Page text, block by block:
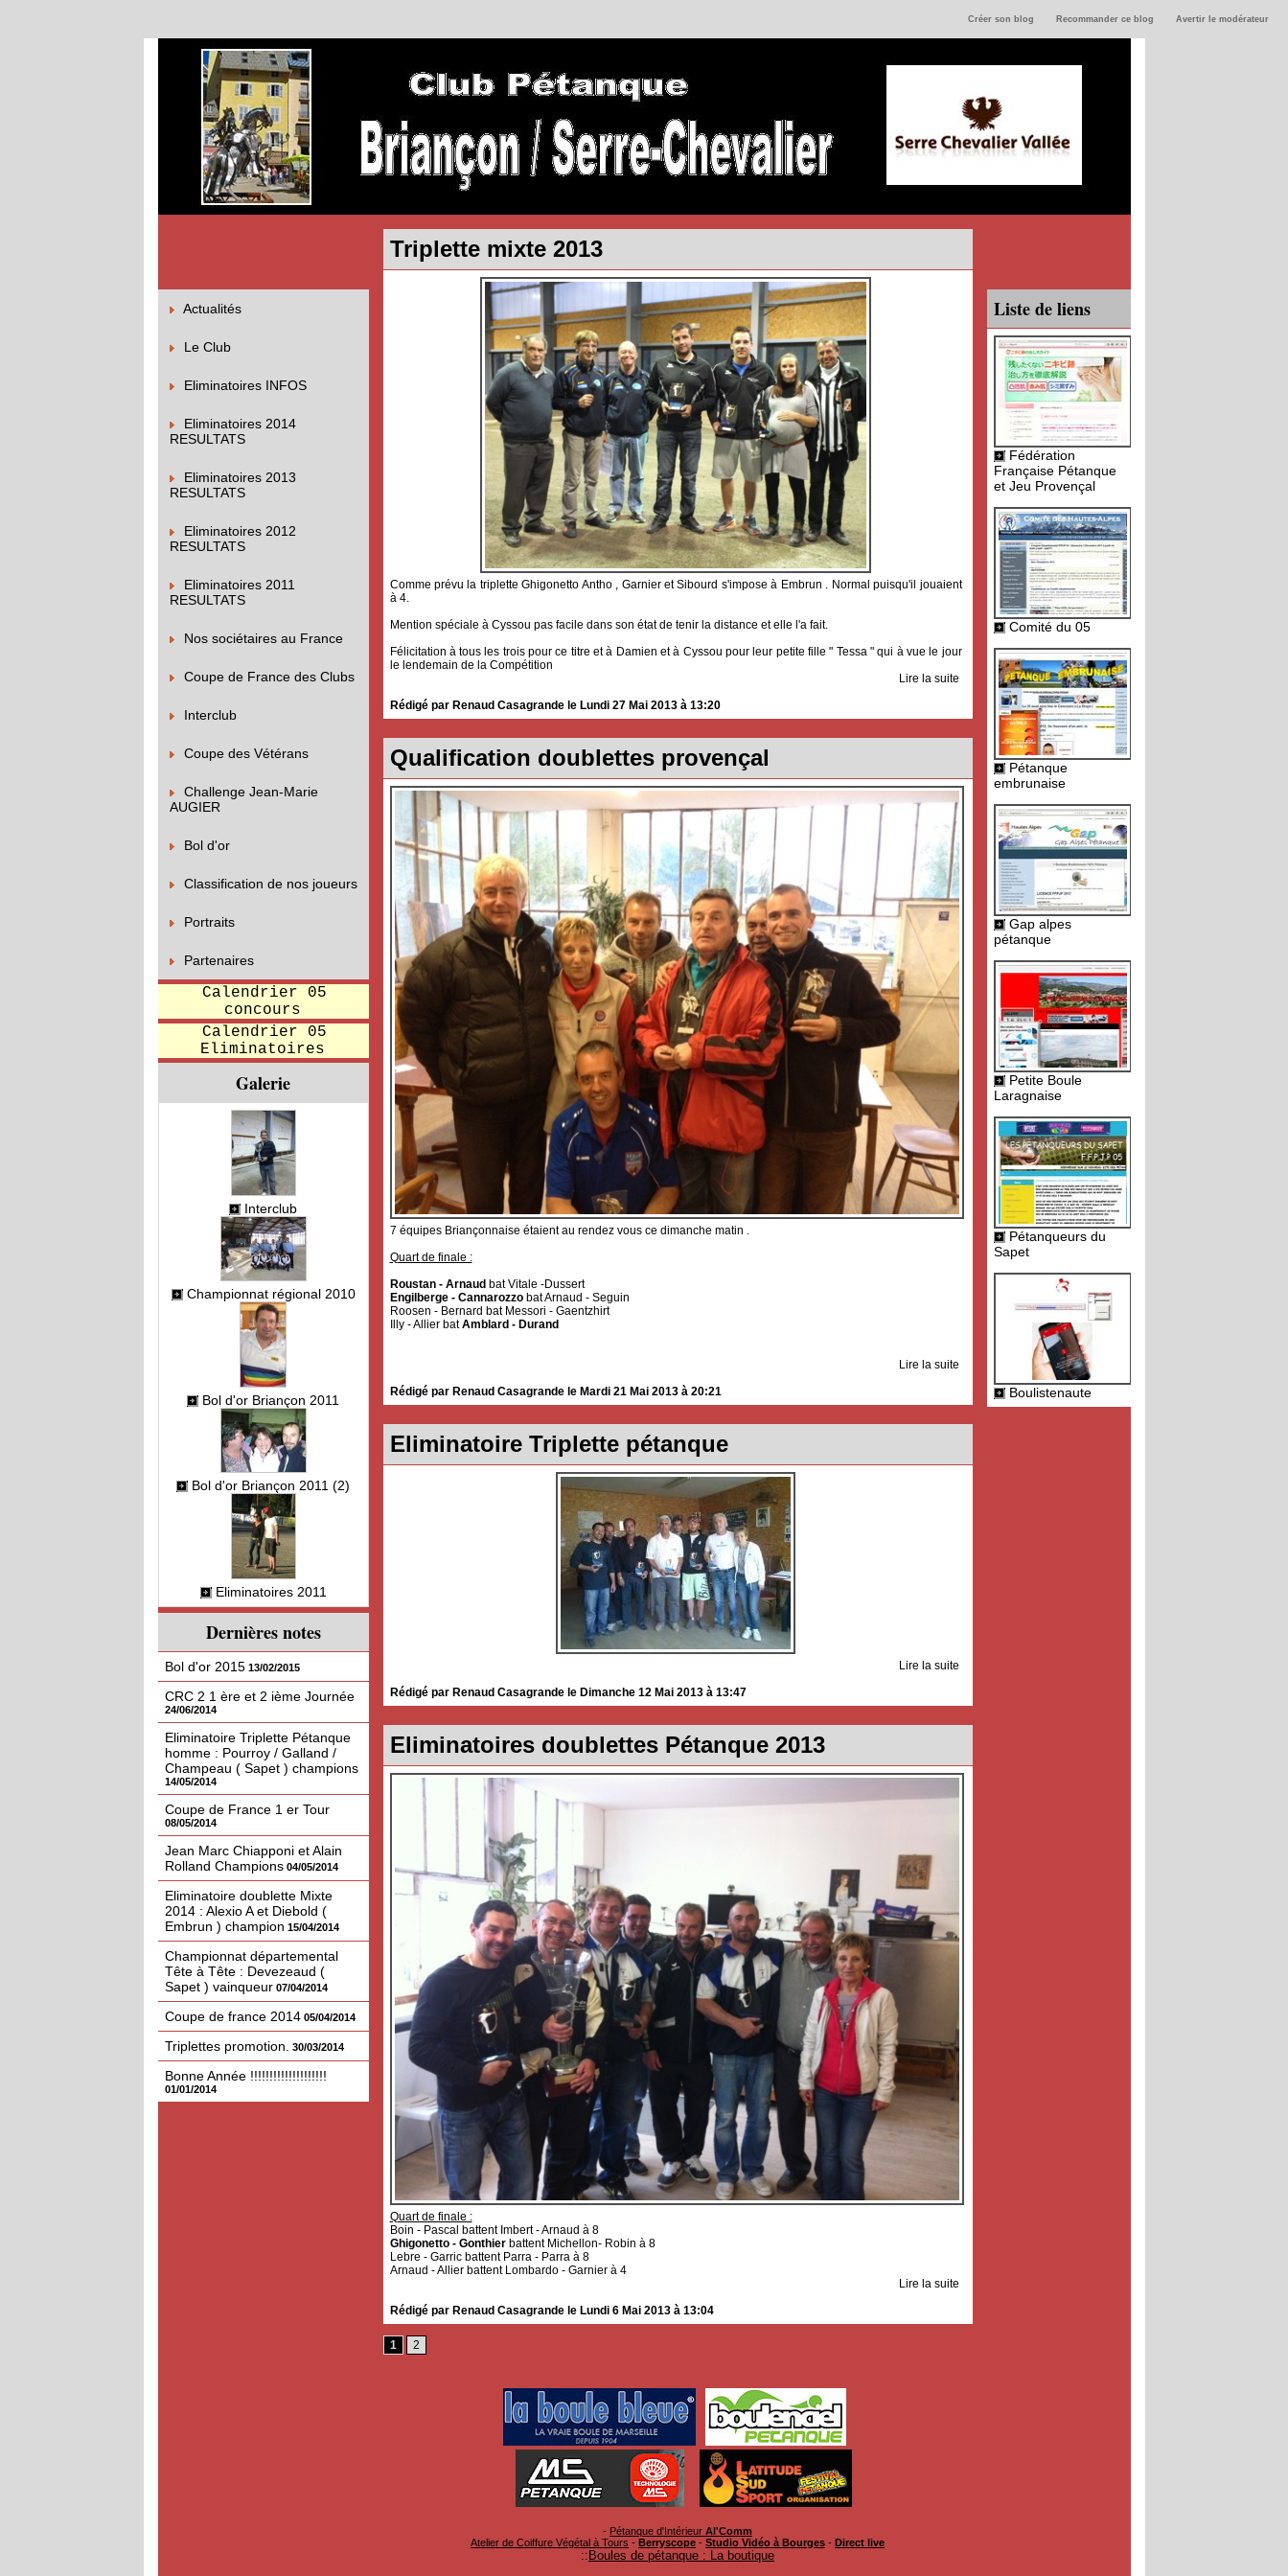
Créer son blog Recommander ce blog Avertir le modérateur
Actualités
Le Club
Eliminatoires INFOS
Eliminatoires 2014
RESULTATS
Eliminatoires 2013
RESULTATS
Eliminatoires 2012
RESULTATS
Eliminatoires 2011
RESULTATS
Nos sociétaires au France
Coupe de France des Clubs
Interclub
Coupe des Vétérans
Challenge Jean-Marie
AUGIER
Bol d'or
Classification de nos joueurs
Portraits
Partenaires
Calendrier 05
concours
Calendrier 05
Eliminatoires
Galerie
Interclub
Championnat régional 2010
Bol d'or Briançon 2011
Bol d'or Briançon 2011 (2)
Eliminatoires 2011
Dernières notes
Bol d'or 2015 13/02/2015
CRC 2 1 ère et 2 ième Journée
24/06/2014
Eliminatoire Triplette Pétanque
homme : Pourroy / Galland /
Champeau ( Sapet ) champions
14/05/2014
Coupe de France 1 er Tour
08/05/2014
Jean Marc Chiapponi et Alain
Rolland Champions 04/05/2014
Eliminatoire doublette Mixte
2014 : Alexio A et Diebold (
Embrun ) champion 15/04/2014
Championnat départemental
Tête à Tête : Devezeaud (
Sapet ) vainqueur 07/04/2014
Coupe de france 2014 05/04/2014
Triplettes promotion. 30/03/2014
Bonne Année !!!!!!!!!!!!!!!!!!!!
01/01/2014
Triplette mixte 2013
Comme prévu la triplette Ghigonetto Antho , Garnier et Sibourd s'impose à Embrun . Normal puisqu'il jouaient
à 4.
Mention spéciale à Cyssou pas facile dans son état de tenir la distance et elle l'a fait.
Félicitation à tous les trois pour ce titre et à Damien et à Cyssou pour leur petite fille " Tessa " qui à vue le jour
le lendemain de la Compétition
Lire la suite
Rédigé par Renaud Casagrande le Lundi 27 Mai 2013 à 13:20
Qualification doublettes provençal
7 équipes Briançonnaise étaient au rendez vous ce dimanche matin .
Quart de finale :
Roustan - Arnaud bat Vitale -Dussert
Engilberge - Cannarozzobat Arnaud - Seguin
Roosen - Bernard bat Messori - Gaentzhirt
Illy - Allier batAmblard - Durand
Lire la suite
Rédigé par Renaud Casagrande le Mardi 21 Mai 2013 à 20:21
Eliminatoire Triplette pétanque
Lire la suite
Rédigé par Renaud Casagrande le Dimanche 12 Mai 2013 à 13:47
Eliminatoires doublettes Pétanque 2013
Quart de finale :
Boin - Pascal battent Imbert - Arnaud à 8
Ghigonetto - Gonthier battent Michellon- Robin à 8
Lebre - Garric battent Parra - Parra à 8
Arnaud - Allier battent Lombardo - Garnier à 4
Lire la suite
Rédigé par Renaud Casagrande le Lundi 6 Mai 2013 à 13:04
1 2
- Pétanque d'Intérieur Al'Comm
Atelier de Coiffure Végétal à Tours - Berryscope - Studio Vidéo à Bourges - Direct live
::Boules de pétanque : La boutique
Liste de liens
Fédération
Française Pétanque
et Jeu Provençal
Comité du 05
Pétanque
embrunaise
Gap alpes
pétanque
Petite Boule
Laragnaise
Pétanqueurs du
Sapet
Boulistenaute